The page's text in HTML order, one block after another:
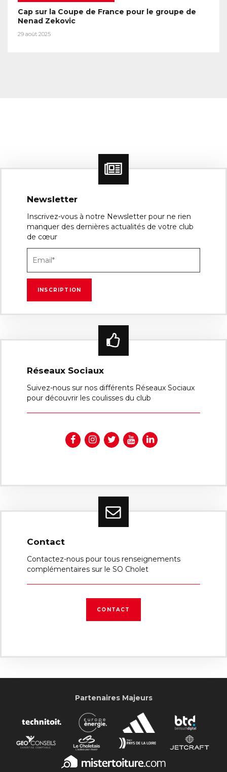
Cap sur la Coupe de France pour le groupe de
Nenad Zekovic
29 août 2025
Newsletter
Inscrivez-vous à notre Newsletter pour ne rien
manquer des dernières actualités de votre club
de cœur
Réseaux Sociaux
Suivez-nous sur nos différents Réseaux Sociaux
pour découvrir les coulisses du club
Contact
Contactez-nous pour tous renseignements
complémentaires sur le SO Cholet
CONTACT
Partenaires Majeurs